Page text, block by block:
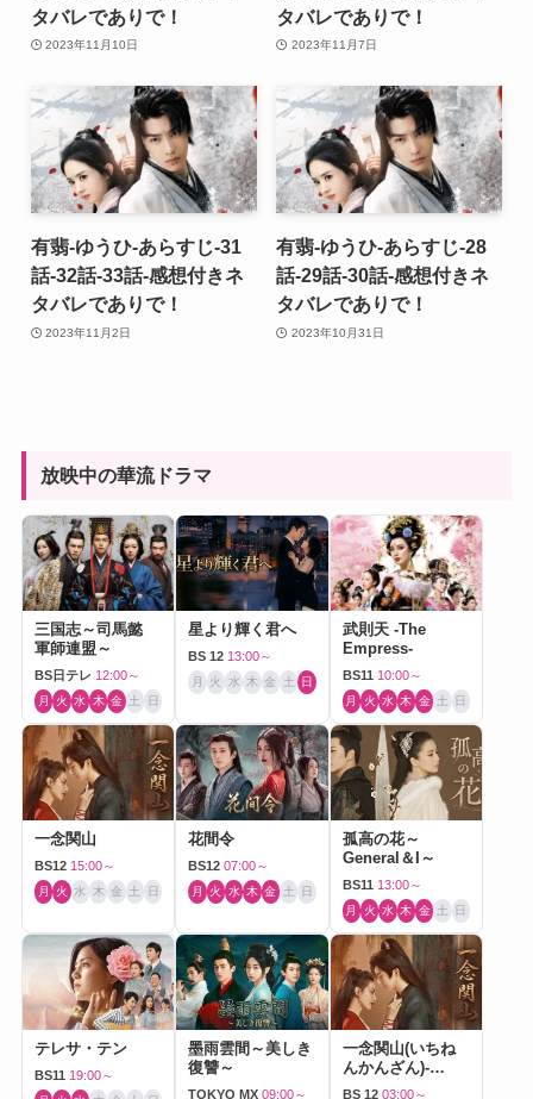
タバレでありで！
2023年11月10日
タバレでありで！
2023年11月7日
有翡-ゆうひ-あらすじ-31
話-32話-33話-感想付きネ
タバレでありで！
2023年11月2日
有翡-ゆうひ-あらすじ-28
話-29話-30話-感想付きネ
タバレでありで！
2023年10月31日
放映中の華流ドラマ
三国志～司馬懿
軍師連盟～
BS日テレ 12:00～
月 火 水 木 金 土 日
星より輝く君へ
BS 12 13:00～
月 火 水 木 金 土 日
武則天 -The
Empress-
BS11 10:00～
月 火 水 木 金 土 日
一念関山
BS12 15:00～
月 火 水 木 金 土 日
花間令
BS12 07:00～
月 火 水 木 金 土 日
孤高の花～
General＆I～
BS11 13:00～
月 火 水 木 金 土 日
テレサ・テン
BS11 19:00～
墨雨雲間～美しき
復讐～
TOKYO MX 09:00～
一念関山(いちね
んかんざん)-
Journey to Love-
BS 12 03:00～